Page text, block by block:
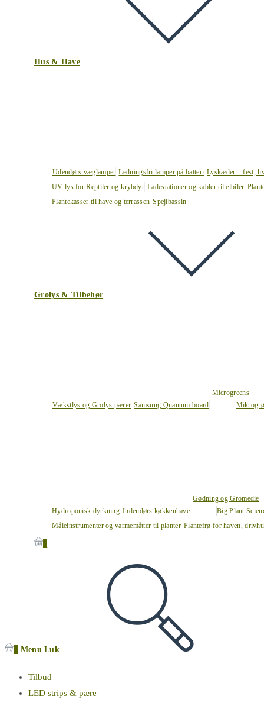
Hus & Have
Udendørs væglamper Ledningsfri lamper på batteri Lyskæder – fest,
UV lys for Reptiler og krybdyr Ladestationer og kabler til elbiler
Plantekasser til have og terrassen Spejlbassin
Grolys & Tilbehør
Vækstlys og Grolys pærer Samsung Quantum board
Microgreens
Hydroponisk dyrkning Indendørs køkkenhave
Gødning og Gromedie
Big Plant
Måleinstrumenter og varmemåtter til planter Plantefrø for haven,
Menu Luk
Tilbud
LED strips & pære